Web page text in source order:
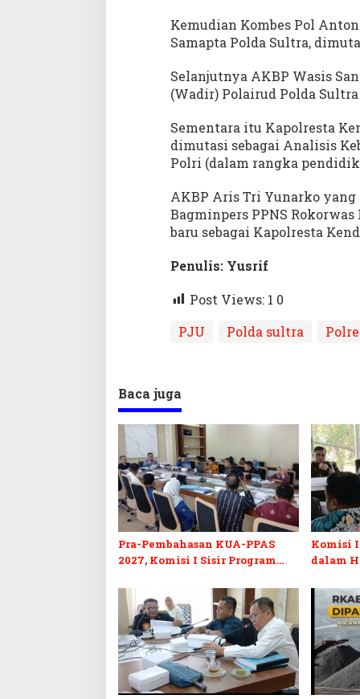
Kemudian Kombes Pol
Samapta Polda Sultra,
Selanjutnya AKBP Wasis
(Wadir) Polairud Polda
Sementara itu Kapolresta
dimutasi sebagai Analisis
Polri (dalam rangka
AKBP Aris Tri Yunarko yang
Bagminpers PPNS
baru sebagai Kapolresta
Penulis: Yusrif
Post Views: 1 0
PJU
Polda sultra
Baca juga
Pra-Pembahasan KUA-PPAS
2027, Komisi I Sisir Program
Komisi
dalam